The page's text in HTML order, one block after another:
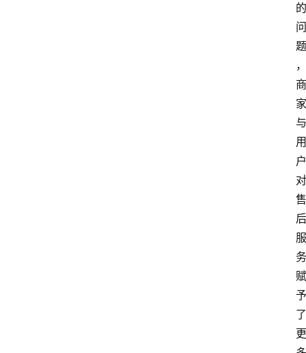
的
问
题
，
商
家
与
用
户
对
售
后
服
务
赋
予
了
更